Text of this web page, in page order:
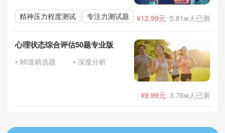
精神压力程度测试 专注力测试题 5.81w人已测
¥12.99元
心理状态综合评估50题专业版
• 90道精选题 • 深度分析
3.76w人已测
¥9.99元